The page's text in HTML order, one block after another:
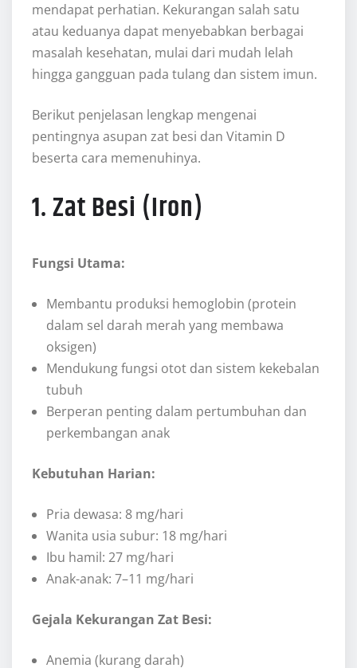
mendapat perhatian. Kekurangan salah satu
atau keduanya dapat menyebabkan berbagai
masalah kesehatan, mulai dari mudah lelah
hingga gangguan pada tulang dan sistem imun.
Berikut penjelasan lengkap mengenai
pentingnya asupan zat besi dan Vitamin D
beserta cara memenuhinya.
1. Zat Besi (Iron)
Fungsi Utama:
Membantu produksi hemoglobin (protein
dalam sel darah merah yang membawa
oksigen)
Mendukung fungsi otot dan sistem kekebalan
tubuh
Berperan penting dalam pertumbuhan dan
perkembangan anak
Kebutuhan Harian:
Pria dewasa: 8 mg/hari
Wanita usia subur: 18 mg/hari
Ibu hamil: 27 mg/hari
Anak-anak: 7–11 mg/hari
Gejala Kekurangan Zat Besi:
Anemia (kurang darah)